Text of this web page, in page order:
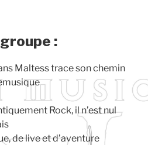
:
Maltess trace son chemin
Rock, il n’est nul
de live et d’aventure